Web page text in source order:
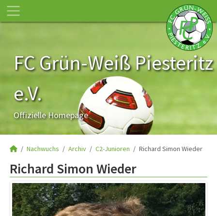
FC Grün-Weiß Piesteritz
e.V.
Offizielle Homepage
Nachwuchs Archiv C2-Junioren Richard Simon Wieder
Richard Simon Wieder